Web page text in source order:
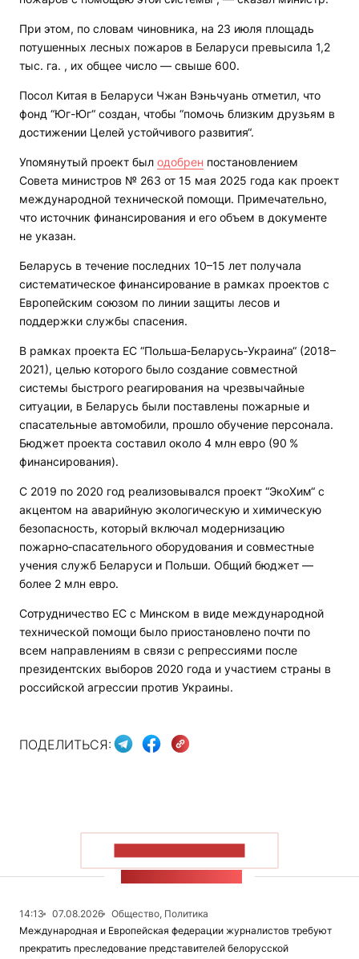
При этом, по словам чиновника, на 23 июля площадь
потушенных лесных пожаров в Беларуси превысила 1,2
тыс. га. , их общее число — свыше 600.
Посол Китая в Беларуси Чжан Вэньчуань отметил, что
фонд “Юг-Юг“ создан, чтобы “помочь близким друзьям в
достижении Целей устойчивого развития“.
Упомянутый проект был одобрен постановлением
Совета министров № 263 от 15 мая 2025 года как проект
международной технической помощи. Примечательно,
что источник финансирования и его объем в документе
не указан.
Беларусь в течение последних 10–15 лет получала
систематическое финансирование в рамках проектов с
Европейским союзом по линии защиты лесов и
поддержки службы спасения.
В рамках проекта ЕС “Польша‑Беларусь‑Украина“ (2018–
2021), целью которого было создание совместной
системы быстрого реагирования на чрезвычайные
ситуации, в Беларусь были поставлены пожарные и
спасательные автомобили, прошло обучение персонала.
Бюджет проекта составил около 4 млн евро (90 %
финансирования).
С 2019 по 2020 год реализовывался проект “ЭкоХим“ с
акцентом на аварийную экологическую и химическую
безопасность, который включал модернизацию
пожарно‑спасательного оборудования и совместные
учения служб Беларуси и Польши. Общий бюджет —
более 2 млн евро.
Сотрудничество ЕС с Минском в виде международной
технической помощи было приостановлено почти по
всем направлениям в связи с репрессиями после
президентских выборов 2020 года и участием страны в
российской агрессии против Украины.
ПОДЕЛИТЬСЯ:
14:13 07.08.2026
Общество, Политика
Международная и Европейская федерации журналистов требуют
прекратить преследование представителей белорусской